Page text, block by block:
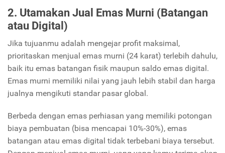
2. Utamakan Jual Emas Murni (Batangan
atau Digital)
Jika tujuanmu adalah mengejar profit maksimal,
prioritaskan menjual emas murni (24 karat) terlebih dahulu,
baik itu emas batangan fisik maupun saldo emas digital.
Emas murni memiliki nilai yang jauh lebih stabil dan harga
jualnya mengikuti standar pasar global.
Berbeda dengan emas perhiasan yang memiliki potongan
biaya pembuatan (bisa mencapai 10%-30%), emas
batangan atau emas digital tidak terbebani biaya tersebut.